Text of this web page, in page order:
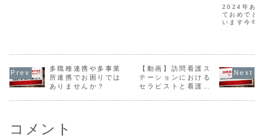
法士ですが、嫁さ
んは別事業所の
常...
2024年あ
ておめでと
います今年
まだリハビ
ション研究
療法士山田
多職種連携や多事業
所連携でお困りでは
ありませんか？
【動画】訪問看護ス
テーションにおける
セラピストと看護師
コメント